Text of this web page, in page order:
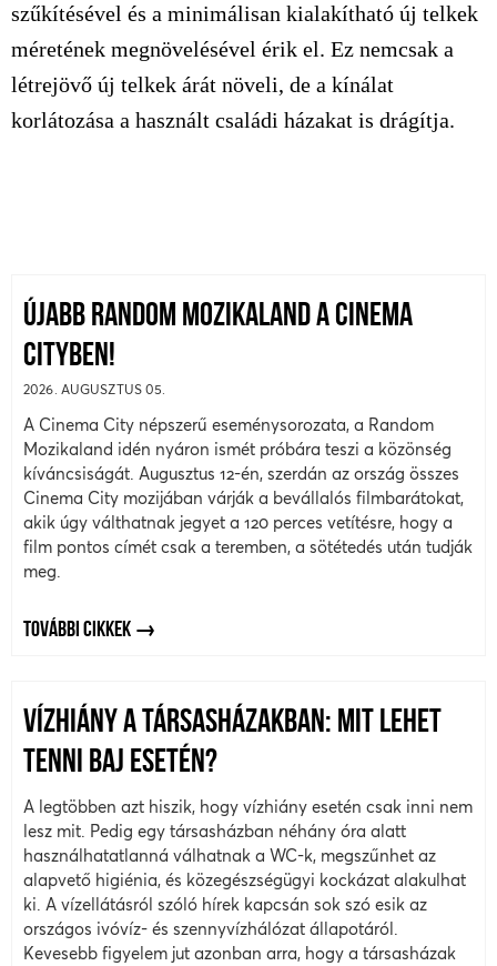
szűkítésével és a minimálisan kialakítható új telkek
méretének megnövelésével érik el. Ez nemcsak a
létrejövő új telkek árát növeli, de a kínálat
korlátozása a használt családi házakat is drágítja.
ÚJABB RANDOM MOZIKALAND A CINEMA
CITYBEN!
2026. AUGUSZTUS 05.
A Cinema City népszerű eseménysorozata, a Random
Mozikaland idén nyáron ismét próbára teszi a közönség
kíváncsiságát. Augusztus 12-én, szerdán az ország összes
Cinema City mozijában várják a bevállalós filmbarátokat,
akik úgy válthatnak jegyet a 120 perces vetítésre, hogy a
film pontos címét csak a teremben, a sötétedés után tudják
meg.
TOVÁBBI CIKKEK
VÍZHIÁNY A TÁRSASHÁZAKBAN: MIT LEHET
TENNI BAJ ESETÉN?
A legtöbben azt hiszik, hogy vízhiány esetén csak inni nem
lesz mit. Pedig egy társasházban néhány óra alatt
használhatatlanná válhatnak a WC-k, megszűnhet az
alapvető higiénia, és közegészségügyi kockázat alakulhat
ki. A vízellátásról szóló hírek kapcsán sok szó esik az
országos ivóvíz- és szennyvízhálózat állapotáról.
Kevesebb figyelem jut azonban arra, hogy a társasházak